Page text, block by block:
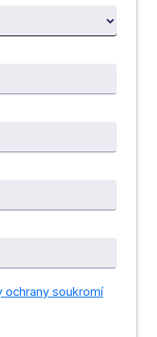
ochrany soukromí